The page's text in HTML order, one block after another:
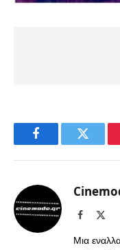
FacebookTwitter
Facebook
Μια